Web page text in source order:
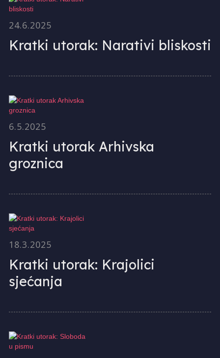
24.6.2025
Kratki utorak: Narativi bliskosti
6.5.2025
Kratki utorak Arhivska
groznica
18.3.2025
Kratki utorak: Krajolici
sjećanja